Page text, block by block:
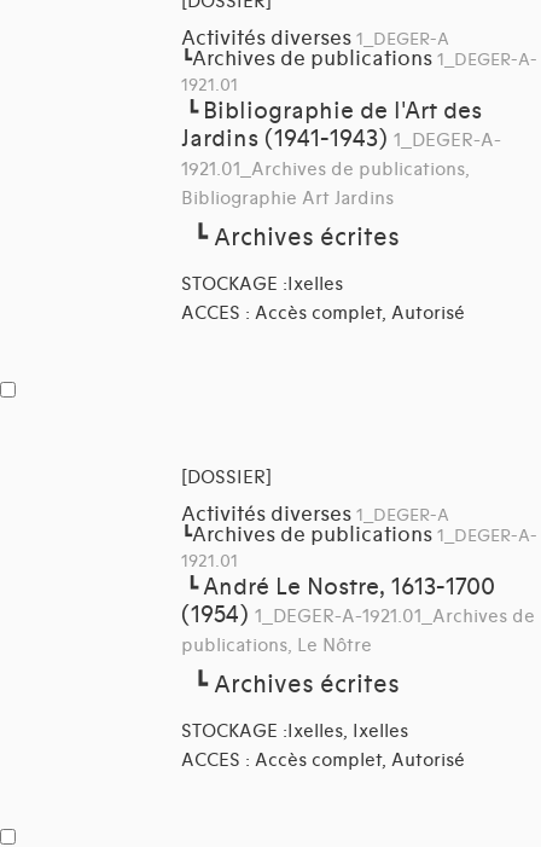
Activités diverses 1_DEGER-A
┗Archives de publications 1_DEGER-A-
1921.01
┗ Bibliographie de l'Art des
Jardins (1941-1943) 1_DEGER-A-
1921.01_Archives de publications,
Bibliographie Art Jardins
┗Archives écrites
STOCKAGE :Ixelles
ACCES : Accès complet, Autorisé
[DOSSIER]
Activités diverses 1_DEGER-A
┗Archives de publications 1_DEGER-A-
1921.01
┗André Le Nostre, 1613-1700
(1954) 1_DEGER-A-1921.01_Archives de
publications, Le Nôtre
┗Archives écrites
STOCKAGE :Ixelles, Ixelles
ACCES : Accès complet, Autorisé